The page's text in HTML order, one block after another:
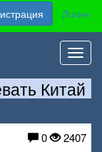
Логин
Китай
0 2407